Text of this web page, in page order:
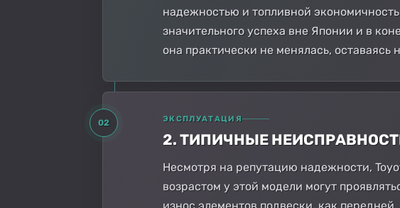
надежностью и топливной
значительного успеха вне Японии и в
она практически не менялась,
02 ЭКСПЛУАТАЦИЯ
2. ТИПИЧНЫЕ
Несмотря на репутацию надежности,
возрастом у этой модели могут